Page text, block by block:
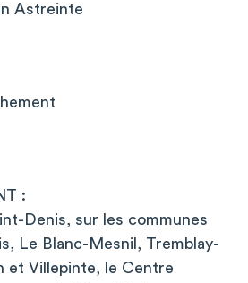
Astreinte
:
Denis, sur les communes
Le Blanc-Mesnil, Tremblay-
et Villepinte, le Centre